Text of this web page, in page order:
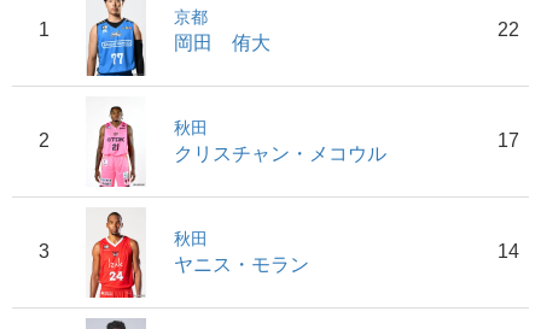
1
京都
岡田 侑大
22
2
秋田
クリスチャン・メコウル
17
3
秋田
ヤニス・モラン
14